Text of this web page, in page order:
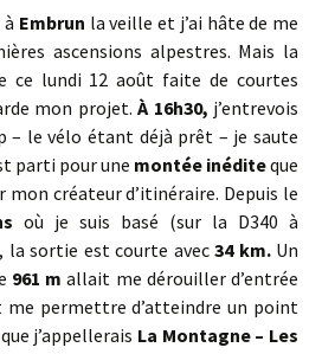
Embrun la veille et j’ai hâte de me
ascensions alpestres. Mais la
ce lundi 12 août faite de courtes
mon projet.À 16h30, j’entrevois
– le vélo étant déjà prêt – je saute
parti pour une montée inéditeque
mon créateur d’itinéraire. Depuis le
où je suis basé (sur la D340 à
la sortie est courte avec 34 km.Un
961 m allait me dérouiller d’entrée
me permettre d’atteindre un point
j’appellerais La Montagne – Les